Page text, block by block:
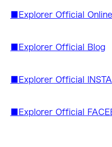
■Explorer Official
■Explorer Official Blog
■Explorer Official
■Explorer Official